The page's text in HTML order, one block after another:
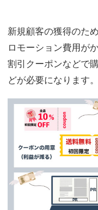
新規顧客の獲得のた
ロモーション費用が
割引クーポンなどで
どが必要になります。